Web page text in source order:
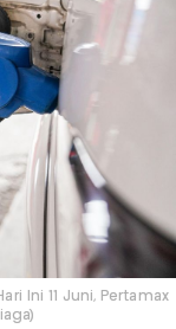
Ini 11 Juni, Pertamax